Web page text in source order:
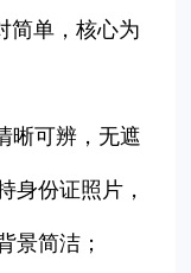
简单，核心为
晰可辨，无遮
身份证照片，
景简洁；